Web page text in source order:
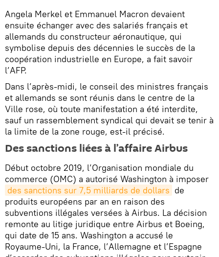
​Angela Merkel et Emmanuel Macron devaient
ensuite échanger avec des salariés français et
allemands du constructeur aéronautique, qui
symbolise depuis des décennies le succès de la
coopération industrielle en Europe, a fait savoir
l’AFP.
Dans l’après-midi, le conseil des ministres français
et allemands se sont réunis dans le centre de la
Ville rose, où toute manifestation a été interdite,
sauf un rassemblement syndical qui devait se tenir à
la limite de la zone rouge, est-il précisé.
Des sanctions liées à l’affaire Airbus
Début octobre 2019, l’Organisation mondiale du
commerce (OMC) a autorisé Washington à imposer
des sanctions sur 7,5 milliards de dollars de
produits européens par an en raison des
subventions illégales versées à Airbus. La décision
remonte au litige juridique entre Airbus et Boeing,
qui date de 15 ans. Washington a accusé le
Royaume-Uni, la France, l’Allemagne et l’Espagne